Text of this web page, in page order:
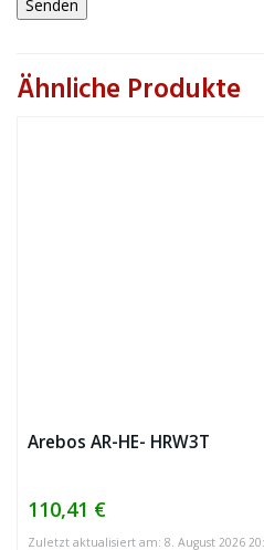
Ähnliche Produkte
Arebos AR-HE- HRW3T
110,41 €
Zuletzt aktualisiert am: 8. August 2026